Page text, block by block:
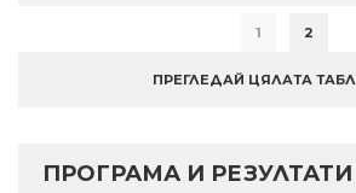
1 2
ПРЕГЛЕДАЙ ЦЯЛАТА
ПРОГРАМА И РЕЗУЛТАТИ